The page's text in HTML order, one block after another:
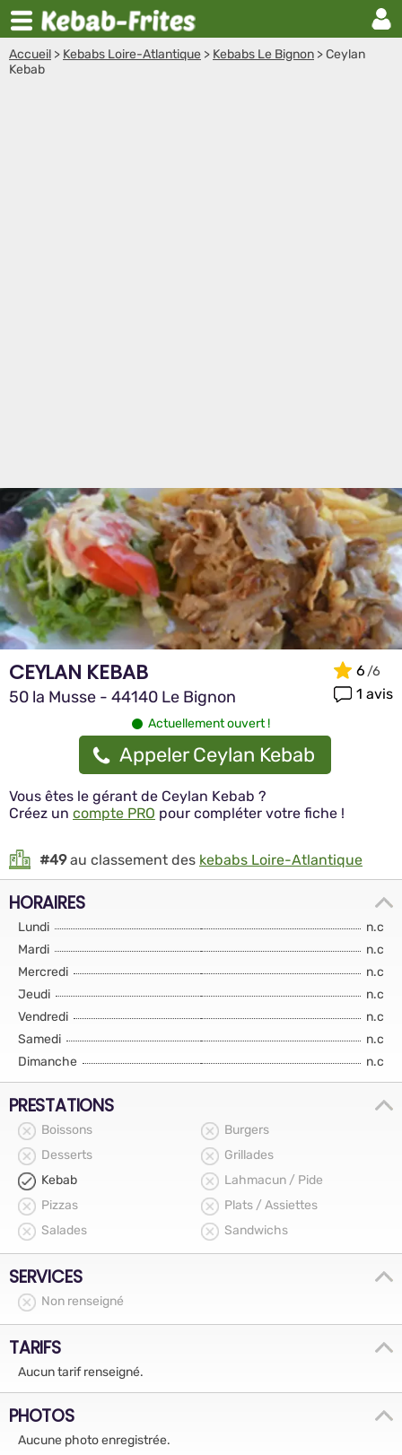
Accueil > Kebabs Loire-Atlantique > Kebabs Le Bignon >Ceylan
Kebab
CEYLAN KEBAB
50 la Musse - 44140 Le Bignon
6
1 avis
Actuellement ouvert !
Appeler Ceylan Kebab
Vous êtes le gérant de Ceylan Kebab ?
Créez un compte PRO pour compléter votre fiche !
#49au classement des kebabs Loire-Atlantique
HORAIRES
Lundi
n.c
Mardi
n.c
Mercredi
n.c
Jeudi
n.c
Vendredi
n.c
Samedi
n.c
Dimanche
n.c
PRESTATIONS
Boissons
Burgers
Desserts
Grillades
Kebab
Lahmacun / Pide
Pizzas
Plats / Assiettes
Salades
Sandwichs
SERVICES
Non renseigné
TARIFS
Aucun tarif renseigné.
PHOTOS
Aucune photo enregistrée.